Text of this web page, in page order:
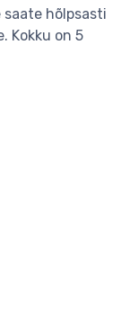
hõlpsasti
Kokku on 5